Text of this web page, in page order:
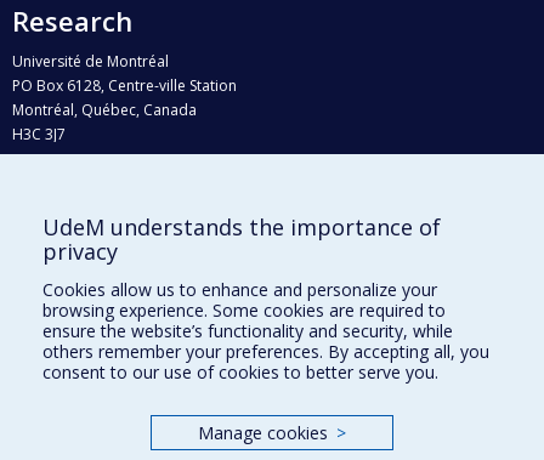
Research
Université de Montréal
PO Box 6128, Centre-ville Station
Montréal, Québec, Canada
H3C 3J7
Who does what?
Find us
Site map
Accessibility
UdeM understands the importance of
privacy
Cookies allow us to enhance and personalize your
browsing experience. Some cookies are required to
ensure the website’s functionality and security, while
others remember your preferences. By accepting all, you
consent to our use of cookies to better serve you.
Manage cookies >